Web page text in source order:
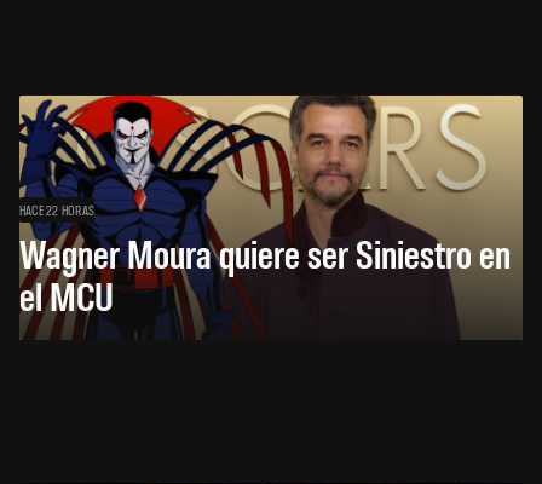
HACE 22 HORAS
Wagner Moura quiere ser Siniestro en
el MCU